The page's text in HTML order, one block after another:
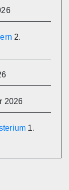
2.
2026
1.